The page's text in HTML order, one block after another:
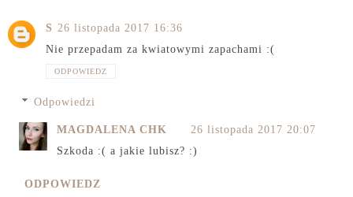
S 26 listopada 2017 16:36
Nie przepadam za kwiatowymi zapachami :(
ODPOWIEDZ
Odpowiedzi
MAGDALENA CHK
26 listopada 2017 20:07
Szkoda :( a jakie lubisz? :)
ODPOWIEDZ